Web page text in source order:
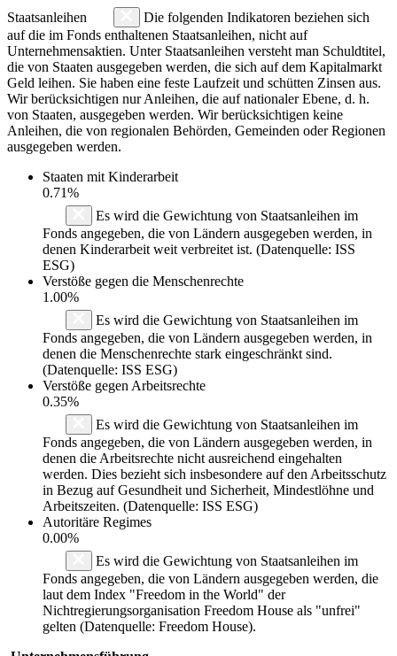
Staatsanleihen
Die folgenden Indikatoren beziehen sich
auf die im Fonds enthaltenen Staatsanleihen, nicht auf
Unternehmensaktien. Unter Staatsanleihen versteht man Schuldtitel,
die von Staaten ausgegeben werden, die sich auf dem Kapitalmarkt
Geld leihen. Sie haben eine feste Laufzeit und schütten Zinsen aus.
Wir berücksichtigen nur Anleihen, die auf nationaler Ebene, d. h.
von Staaten, ausgegeben werden. Wir berücksichtigen keine
Anleihen, die von regionalen Behörden, Gemeinden oder Regionen
ausgegeben werden.
Staaten mit Kinderarbeit
0.71%
Es wird die Gewichtung von Staatsanleihen im
Fonds angegeben, die von Ländern ausgegeben werden, in
denen Kinderarbeit weit verbreitet ist. (Datenquelle: ISS
ESG)
Verstöße gegen die Menschenrechte
1.00%
Es wird die Gewichtung von Staatsanleihen im
Fonds angegeben, die von Ländern ausgegeben werden, in
denen die Menschenrechte stark eingeschränkt sind.
(Datenquelle: ISS ESG)
Verstöße gegen Arbeitsrechte
0.35%
Es wird die Gewichtung von Staatsanleihen im
Fonds angegeben, die von Ländern ausgegeben werden, in
denen die Arbeitsrechte nicht ausreichend eingehalten
werden. Dies bezieht sich insbesondere auf den Arbeitsschutz
in Bezug auf Gesundheit und Sicherheit, Mindestlöhne und
Arbeitszeiten. (Datenquelle: ISS ESG)
Autoritäre Regimes
0.00%
Es wird die Gewichtung von Staatsanleihen im
Fonds angegeben, die von Ländern ausgegeben werden, die
laut dem Index "Freedom in the World" der
Nichtregierungsorganisation Freedom House als "unfrei"
gelten (Datenquelle: Freedom House).